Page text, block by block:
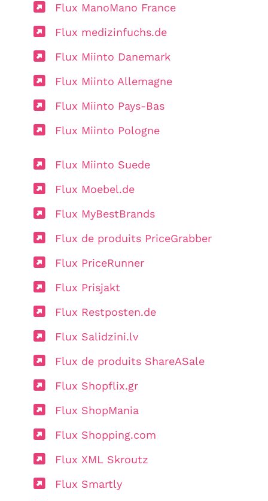
Flux ManoMano France
Flux medizinfuchs.de
Flux Miinto Danemark
Flux Miinto Allemagne
Flux Miinto Pays-Bas
Flux Miinto Pologne
Flux Miinto Suede
Flux Moebel.de
Flux MyBestBrands
Flux de produits PriceGrabber
Flux PriceRunner
Flux Prisjakt
Flux Restposten.de
Flux Salidzini.lv
Flux de produits ShareASale
Flux Shopflix.gr
Flux ShopMania
Flux Shopping.com
Flux XML Skroutz
Flux Smartly